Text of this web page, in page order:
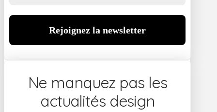
Ne manquez pas les
actualités design